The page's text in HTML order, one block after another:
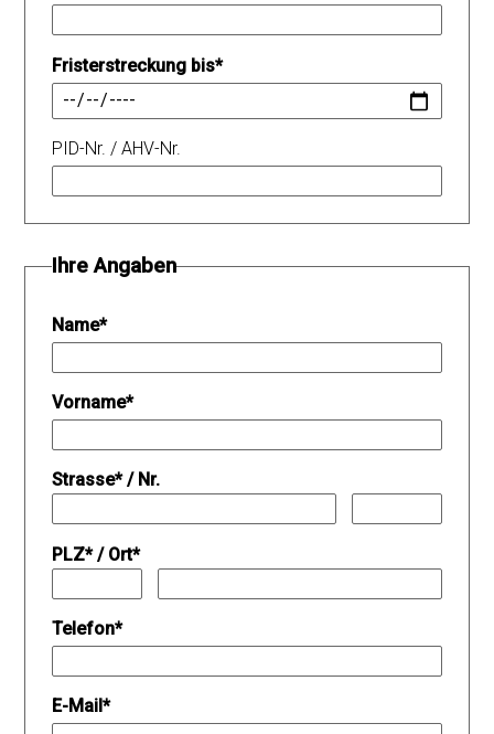
Fristerstreckung bis*
PID-Nr. / AHV-Nr.
Ihre Angaben
Name*
Vorname*
Strasse*/ Nr.
PLZ*/ Ort*
Telefon*
E-Mail*